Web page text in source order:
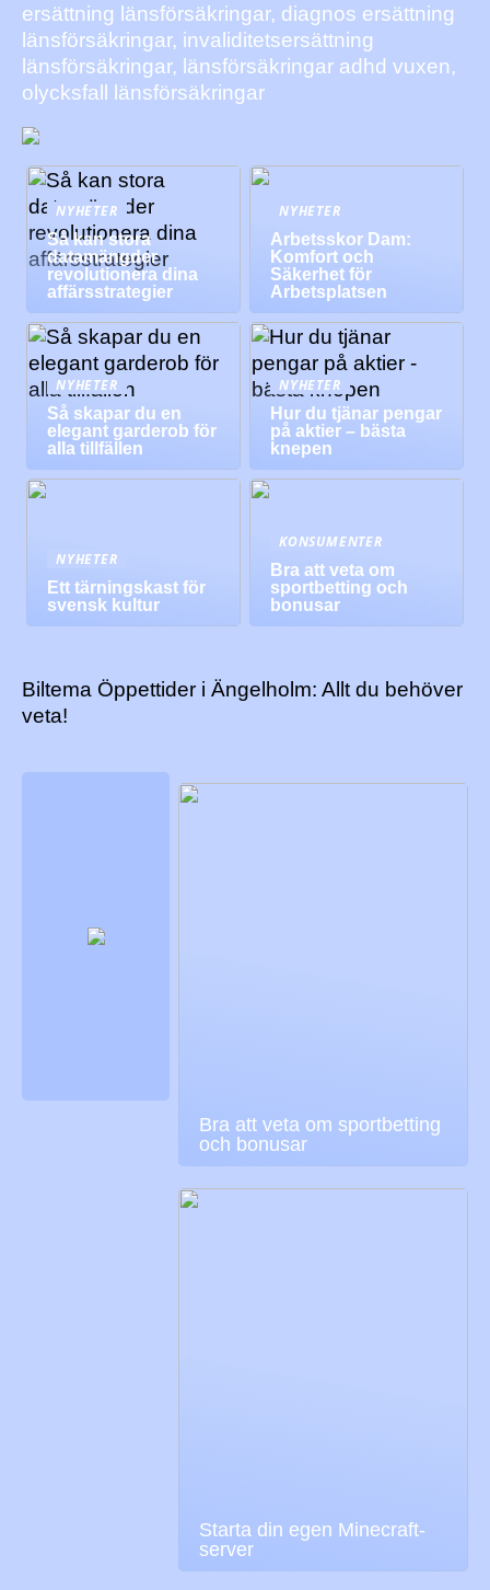
ersättning länsförsäkringar, diagnos ersättning
länsförsäkringar, invaliditetsersättning
länsförsäkringar, länsförsäkringar adhd vuxen,
olycksfall länsförsäkringar
NYHETER
Så kan stora
datamängder
revolutionera dina
affärsstrategier
NYHETER
Arbetsskor Dam:
Komfort och
Säkerhet för
Arbetsplatsen
NYHETER
Så skapar du en
elegant garderob för
alla tillfällen
NYHETER
Hur du tjänar pengar
på aktier – bästa
knepen
NYHETER
Ett tärningskast för
svensk kultur
KONSUMENTER
Bra att veta om
sportbetting och
bonusar
Biltema Öppettider i Ängelholm: Allt du behöver
veta!
Bra att veta om sportbetting
och bonusar
Starta din egen Minecraft-
server